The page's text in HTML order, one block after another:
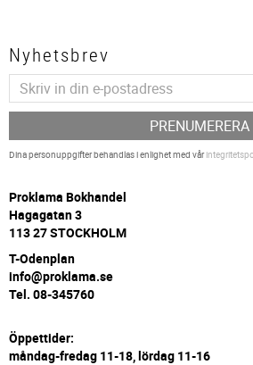
Nyhetsbrev
PRENUMERERA
Dina personuppgifter behandlas i enlighet med vår
Proklama Bokhandel
Hagagatan 3
113 27 STOCKHOLM
T-Odenplan
info@proklama.se
Tel. 08-345760
Öppettider:
måndag-fredag 11-18, lördag 11-16